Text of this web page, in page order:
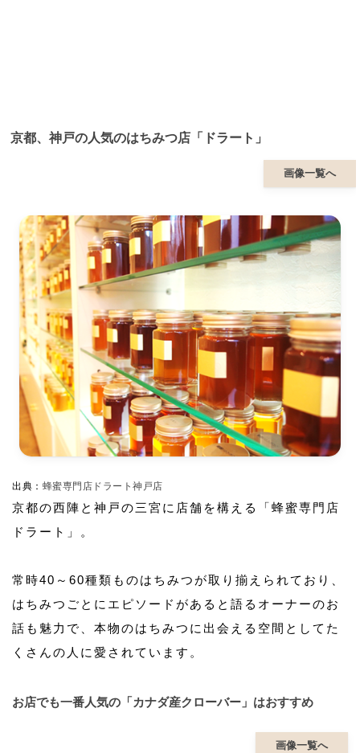
京都、神戸の人気のはちみつ店「ドラート」
画像一覧へ
出典： 蜂蜜専門店ドラート神戸店
京都の西陣と神戸の三宮に店舗を構える「蜂蜜専門店
ドラート」。
常時40～60種類ものはちみつが取り揃えられており、
はちみつごとにエピソードがあると語るオーナーのお
話も魅力で、本物のはちみつに出会える空間としてた
くさんの人に愛されています。
お店でも一番人気の「カナダ産クローバー」はおすすめ
画像一覧へ